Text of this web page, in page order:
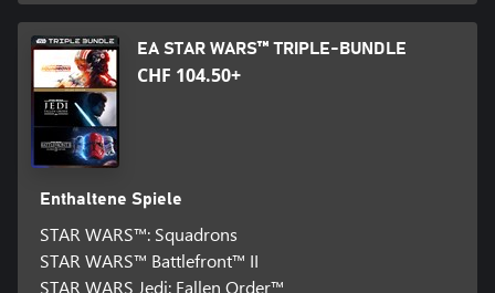
EA STAR WARS™ TRIPLE-BUNDLE
CHF 104.50+
Enthaltene Spiele
STAR WARS™: Squadrons
STAR WARS™ Battlefront™ II
STAR WARS Jedi: Fallen Order™